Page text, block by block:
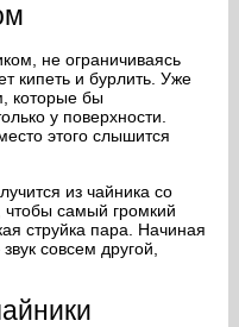
не ограничиваясь
кипеть и бурлить. Уже
которые бы
у поверхности.
этого слышится
из чайника со
чтобы самый громкий
струйка пара. Начиная
совсем другой,